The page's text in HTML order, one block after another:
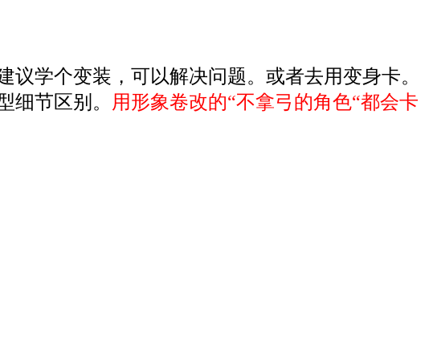
学个变装，可以解决问题。或者去用变身卡。
细节区别。
用形象卷改的“不拿弓的角色“都会卡